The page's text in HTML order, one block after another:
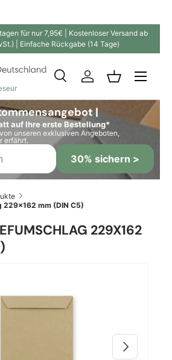
für nur 7,95€ | Kostenloser Versand ab
| Einfache Rückgabe (14 Tage)
SucheEinloggen
|
auf Ihre erste Bestellung*
unseren exklusiven Angeboten,
erfährt.
30% sichern >
229x162 mm (DIN C5)
229X162
Nächste